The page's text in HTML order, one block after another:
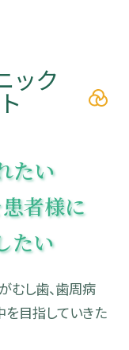
ック
たい
者様に
たい
むし歯、歯周病
を目指していきた